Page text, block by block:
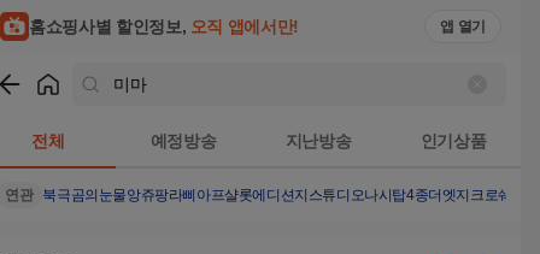
홈쇼핑사별 할인정보, 오직 앱에서만! 앱 열기
전체 예정방송 지난방송 인기상품
연관 북극곰의눈물앙쥬팡라삐아프샬롯에디션지스튜디오나시탑4종더엣지크로쉐가